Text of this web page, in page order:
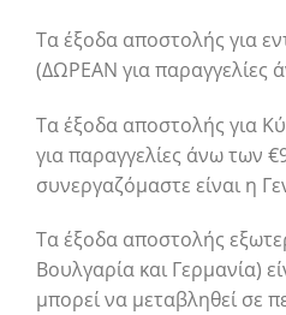
Τα έξοδα αποστολής για
(ΔΩΡΕΑΝ για παραγγελίες
Τα έξοδα αποστολής για
για παραγγελίες άνω των
συνεργαζόμαστε είναι η
Τα έξοδα αποστολής
Βουλγαρία και Γερμανία)
μπορεί να μεταβληθεί σε